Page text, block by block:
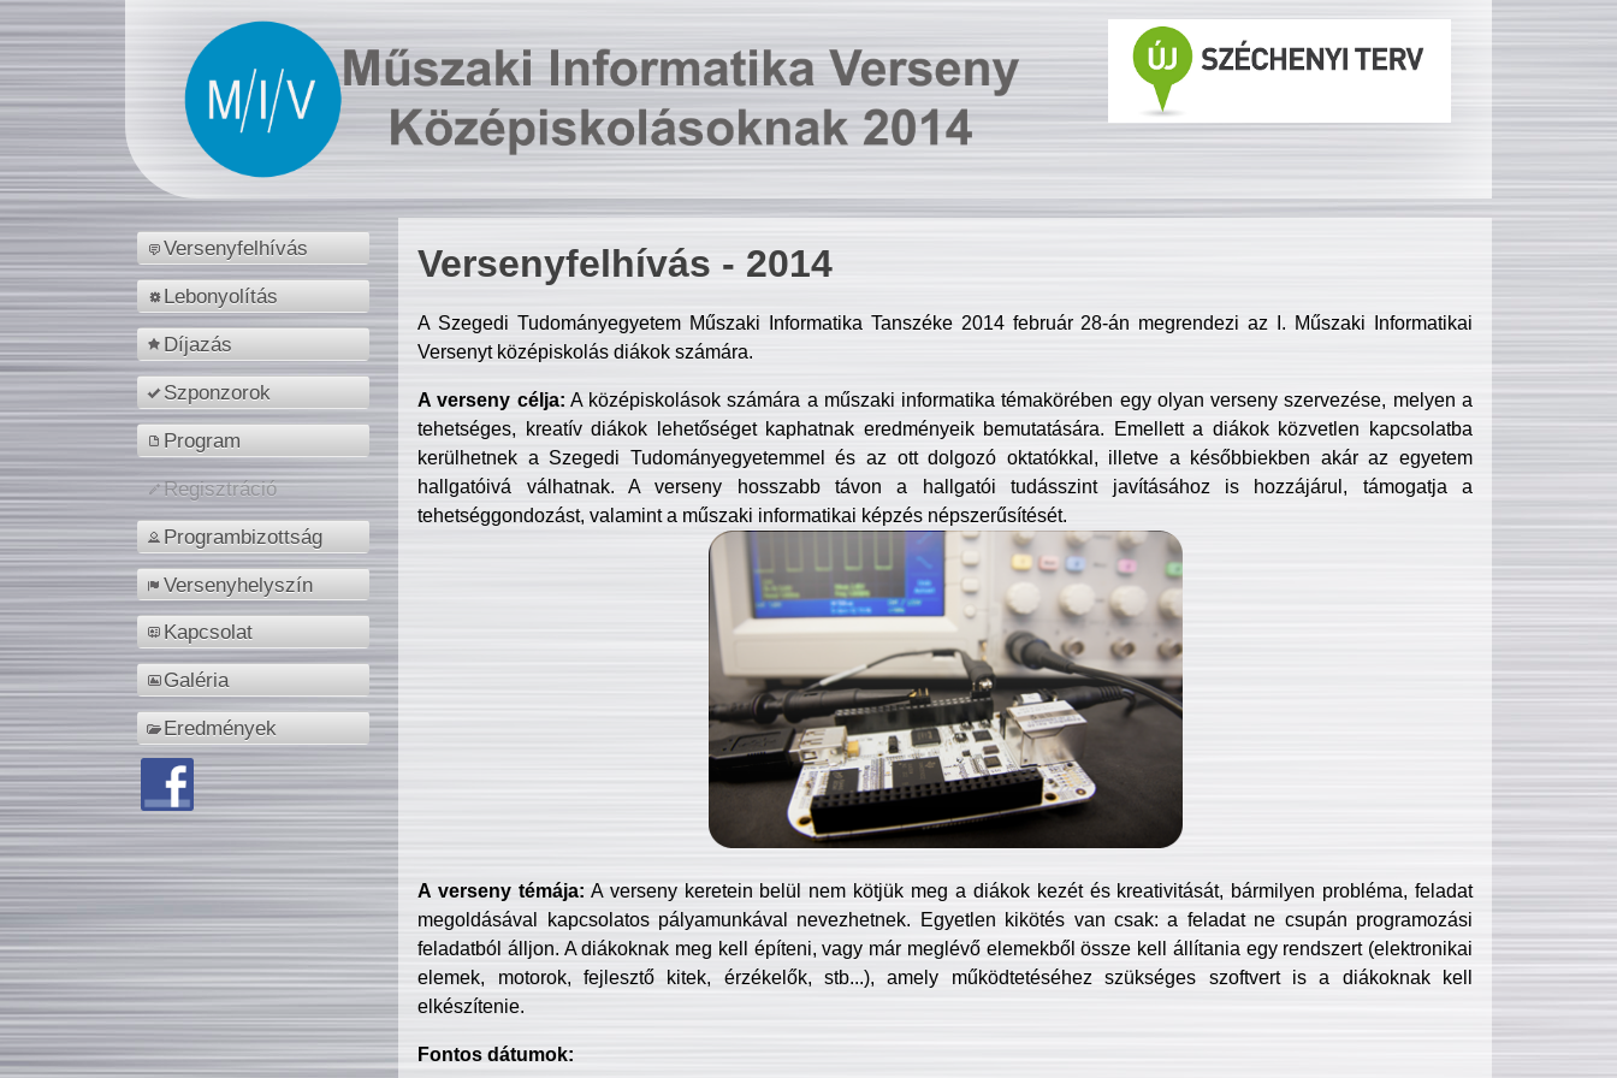
Versenyfelhívás
Lebonyolítás
Díjazás
Szponzorok
Program
Regisztráció
Programbizottság
Versenyhelyszín
Kapcsolat
Galéria
Eredmények
Versenyfelhívás - 2014
A Szegedi Tudományegyetem Műszaki Informatika Tanszéke 2014 február 28-án megrendezi az I. Műszaki Informatikai
Versenyt középiskolás diákok számára.
A verseny célja: A középiskolások számára a műszaki informatika témakörében egy olyan verseny szervezése, melyen a
tehetséges, kreatív diákok lehetőséget kaphatnak eredményeik bemutatására. Emellett a diákok közvetlen kapcsolatba
kerülhetnek a Szegedi Tudományegyetemmel és az ott dolgozó oktatókkal, illetve a későbbiekben akár az egyetem
hallgatóivá válhatnak. A verseny hosszabb távon a hallgatói tudásszint javításához is hozzájárul, támogatja a
tehetséggondozást, valamint a műszaki informatikai képzés népszerűsítését.
A verseny témája: A verseny keretein belül nem kötjük meg a diákok kezét és kreativitását, bármilyen probléma, feladat
megoldásával kapcsolatos pályamunkával nevezhetnek. Egyetlen kikötés van csak: a feladat ne csupán programozási
feladatból álljon. A diákoknak meg kell építeni, vagy már meglévő elemekből össze kell állítania egy rendszert (elektronikai
elemek, motorok, fejlesztő kitek, érzékelők, stb...), amely működtetéséhez szükséges szoftvert is a diákoknak kell
elkészítenie.
Fontos dátumok: